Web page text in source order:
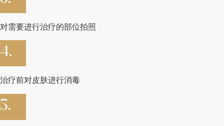
对需要进行治疗的部位拍照
4.
治疗前对皮肤进行消毒
5.